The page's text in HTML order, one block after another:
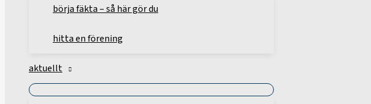
börja fäkta – så här gör du
hitta en förening
aktuellt